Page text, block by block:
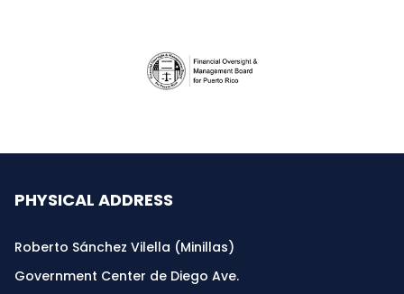
PHYSICAL ADDRESS
Roberto Sánchez Vilella (Minillas)
Government Center de Diego Ave.